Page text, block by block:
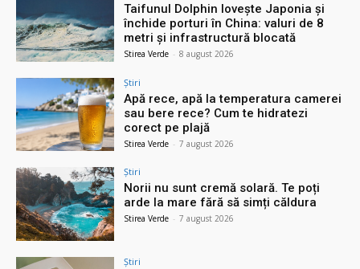
Taifunul Dolphin lovește Japonia și
închide porturi în China: valuri de 8
metri și infrastructură blocată
Stirea Verde - 8 august 2026
Știri
Apă rece, apă la temperatura camerei
sau bere rece? Cum te hidratezi
corect pe plajă
Stirea Verde - 7 august 2026
Știri
Norii nu sunt cremă solară. Te poți
arde la mare fără să simți căldura
Stirea Verde - 7 august 2026
Știri